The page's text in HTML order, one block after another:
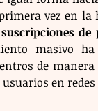
vez en
masivo
de
en redes